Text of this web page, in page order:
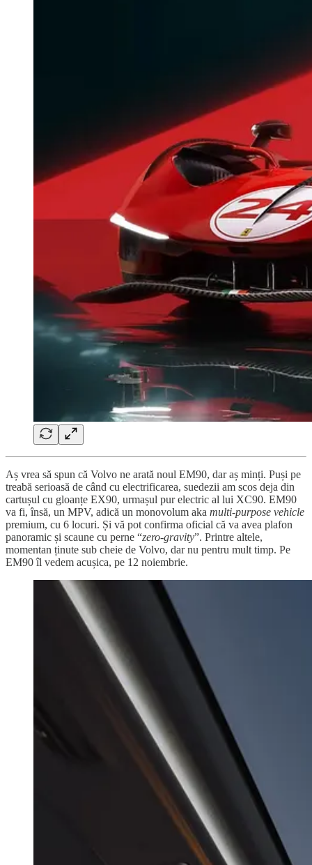
Aș vrea să spun că Volvo ne arată noul EM90, dar aș minți. Puși pe
treabă serioasă de când cu electrificarea, suedezii am scos deja din
cartușul cu gloanțe EX90, urmașul pur electric al lui XC90. EM90
va fi, însă, un MPV, adică un monovolum aka multi-purpose vehicle
premium, cu 6 locuri. Și vă pot confirma oficial că va avea plafon
panoramic și scaune cu perne “zero-gravity”. Printre altele,
momentan ținute sub cheie de Volvo, dar nu pentru mult timp. Pe
EM90 îl vedem acușica, pe 12 noiembrie.